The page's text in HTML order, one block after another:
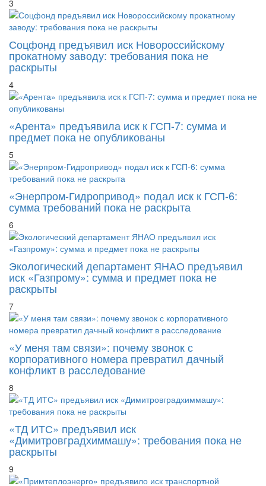
3
Соцфонд предъявил иск Новороссийскому
прокатному заводу: требования пока не
раскрыты
4
«Арента» предъявила иск к ГСП-7: сумма и
предмет пока не опубликованы
5
«Энерпром-Гидропривод» подал иск к ГСП-6:
сумма требований пока не раскрыта
6
Экологический департамент ЯНАО предъявил
иск «Газпрому»: сумма и предмет пока не
раскрыты
7
«У меня там связи»: почему звонок с
корпоративного номера превратил дачный
конфликт в расследование
8
«ТД ИТС» предъявил иск
«Димитровградхиммашу»: требования пока не
раскрыты
9